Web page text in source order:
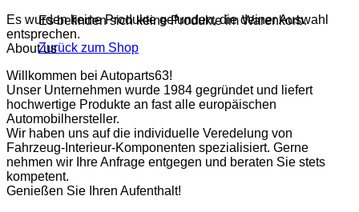
Es befinden sich keine Produkte im Warenkorb.
Zurück zum Shop
Es wurden keine Produkte gefunden, die deiner Auswahl
entsprechen.
About us
Willkommen bei Autoparts63!
Unser Unternehmen wurde 1984 gegründet und liefert
hochwertige Produkte an fast alle europäischen
Automobilhersteller.
Wir haben uns auf die individuelle Veredelung von
Fahrzeug-Interieur-Komponenten spezialisiert. Gerne
nehmen wir Ihre Anfrage entgegen und beraten Sie stets
kompetent.
Genießen Sie Ihren Aufenthalt!